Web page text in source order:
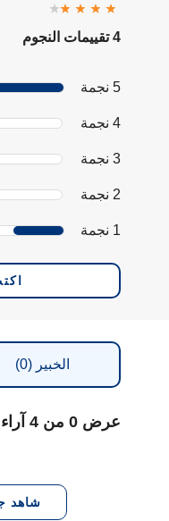
4 تقييمات النجوم
5 نجمة
4 نجمة
3 نجمة
2 نجمة
1 نجمة
الخبير(0)
عرض 0 من 4 آراء المستهلكين
شاهد